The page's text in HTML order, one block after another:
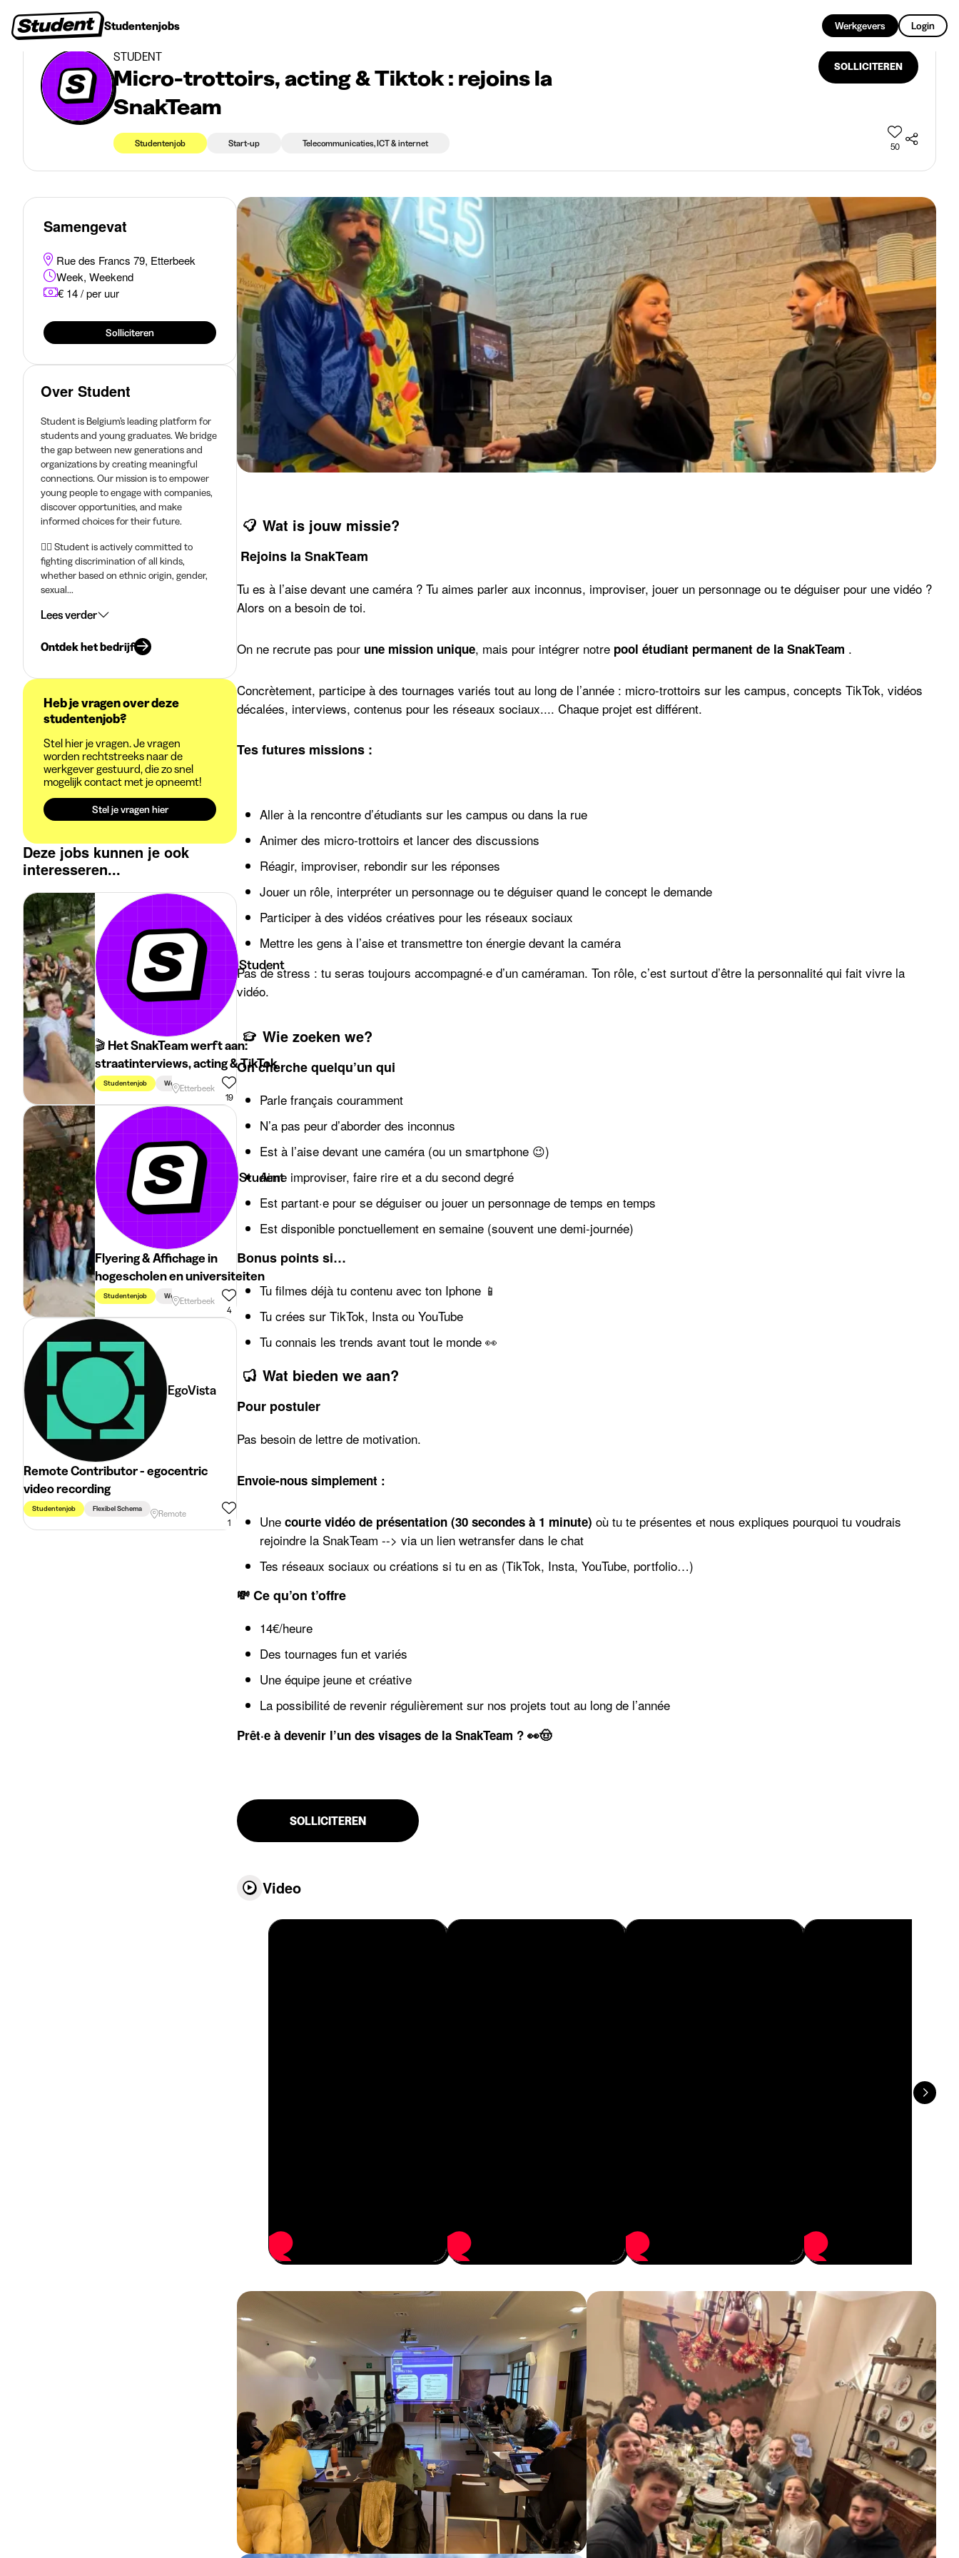
Studentenjobs Werkgevers Login
Studentenjobs>Etterbeek
STUDENT
Micro-trottoirs, acting & Tiktok : rejoins la
SnakTeam
Studentenjob Start-up Telecommunicaties, ICT & internet
SOLLICITEREN
50
Samengevat
Rue des Francs 79, Etterbeek
Week, Weekend
€ 14 / per uur
Solliciteren
Over Student
Student is Belgium’s leading platform for
students and young graduates. We bridge
the gap between new generations and
organizations by creating meaningful
connections. Our mission is to empower
young people to engage with companies,
discover opportunities, and make
informed choices for their future.
🏳️‍🌈 Student is actively committed to
fighting discrimination of all kinds,
whether based on ethnic origin, gender,
sexual...
Lees verder
Ontdek het bedrijf
Heb je vragen over deze
studentenjob?
Stel hier je vragen. Je vragen
worden rechtstreeks naar de
werkgever gestuurd, die zo snel
mogelijk contact met je opneemt!
Stel je vragen hier
Deze jobs kunnen je ook
interesseren...
Student
🎬 Het SnakTeam werft aan:
straatinterviews, acting & TikTok
Studentenjob Week Vakantie
Etterbeek
19
Student
Flyering & Affichage in
hogescholen en universiteiten
Studentenjob Week Rijbewijs Vereist
Etterbeek
4
EgoVista
Remote Contributor - egocentric
video recording
Studentenjob Flexibel Schema
Remote
1
Wat is jouw missie?
Rejoins la SnakTeam
Tu es à l’aise devant une caméra ? Tu aimes parler aux inconnus, improviser, jouer un personnage ou te déguiser pour une vidéo ?
Alors on a besoin de toi.
On ne recrute pas pour une mission unique, mais pour intégrer notre pool étudiant permanent de la SnakTeam .
Concrètement, participe à des tournages variés tout au long de l’année : micro-trottoirs sur les campus, concepts TikTok, vidéos
décalées, interviews, contenus pour les réseaux sociaux.... Chaque projet est différent.
Tes futures missions :
Aller à la rencontre d’étudiants sur les campus ou dans la rue
Animer des micro-trottoirs et lancer des discussions
Réagir, improviser, rebondir sur les réponses
Jouer un rôle, interpréter un personnage ou te déguiser quand le concept le demande
Participer à des vidéos créatives pour les réseaux sociaux
Mettre les gens à l’aise et transmettre ton énergie devant la caméra
Pas de stress : tu seras toujours accompagné·e d’un caméraman. Ton rôle, c’est surtout d’être la personnalité qui fait vivre la
vidéo.
Wie zoeken we?
On cherche quelqu’un qui
Parle français couramment
N’a pas peur d’aborder des inconnus
Est à l’aise devant une caméra (ou un smartphone 😉)
Aime improviser, faire rire et a du second degré
Est partant·e pour se déguiser ou jouer un personnage de temps en temps
Est disponible ponctuellement en semaine (souvent une demi-journée)
Bonus points si…
Tu filmes déjà tu contenu avec ton Iphone 📱
Tu crées sur TikTok, Insta ou YouTube
Tu connais les trends avant tout le monde 👀
Wat bieden we aan?
Pour postuler
Pas besoin de lettre de motivation.
Envoie-nous simplement :
Une courte vidéo de présentation (30 secondes à 1 minute) où tu te présentes et nous expliques pourquoi tu voudrais
rejoindre la SnakTeam --> via un lien wetransfer dans le chat
Tes réseaux sociaux ou créations si tu en as (TikTok, Insta, YouTube, portfolio…)
💸 Ce qu’on t’offre
14€/heure
Des tournages fun et variés
Une équipe jeune et créative
La possibilité de revenir régulièrement sur nos projets tout au long de l’année
Prêt·e à devenir l’un des visages de la SnakTeam ? 👀🤠
SOLLICITEREN
Video